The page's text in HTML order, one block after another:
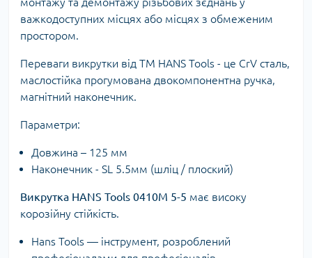
важкодоступних місцях або місцях з обмеженим
простором.
Переваги викрутки від ТМ HANS Tools - це CrV сталь,
маслостійка прогумована двокомпонентна ручка,
магнітний наконечник.
Параметри:
Довжина – 125 мм
Наконечник - SL 5.5мм (шліц / плоский)
Викрутка HANS Tools 0410М 5-5 має високу
корозійну стійкість.
Hans Tools — інструмент, розроблений